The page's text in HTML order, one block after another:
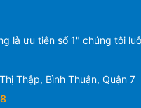
là ưu tiên số 1" chúng tôi
Thập, Bình Thuận, Quận 7